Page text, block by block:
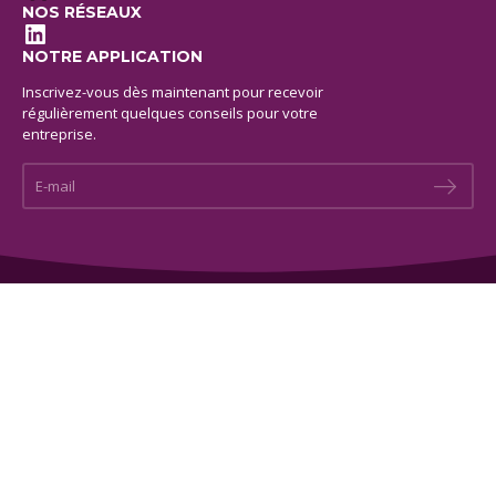
NOS RÉSEAUX
LinkedIn
NOTRE APPLICATION
Inscrivez-vous dès maintenant pour recevoir
régulièrement quelques conseils pour votre
entreprise.